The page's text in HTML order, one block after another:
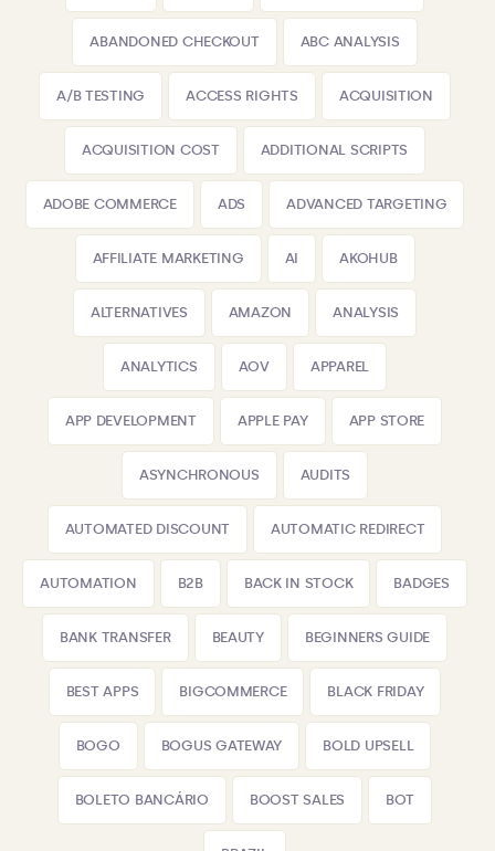
ABANDONED CHECKOUT ABC ANALYSIS
A/B TESTING ACCESS RIGHTS ACQUISITION
ACQUISITION COST ADDITIONAL SCRIPTS
ADOBE COMMERCE ADS ADVANCED TARGETING
AFFILIATE MARKETING AI AKOHUB
ALTERNATIVES AMAZON ANALYSIS
ANALYTICS AOV APPAREL
APP DEVELOPMENT APPLE PAY APP STORE
ASYNCHRONOUS AUDITS
AUTOMATED DISCOUNT AUTOMATIC REDIRECT
AUTOMATION B2B BACK IN STOCK BADGES
BANK TRANSFER BEAUTY BEGINNERS GUIDE
BEST APPS BIGCOMMERCE BLACK FRIDAY
BOGO BOGUS GATEWAY BOLD UPSELL
BOLETO BANCÁRIO BOOST SALES BOT